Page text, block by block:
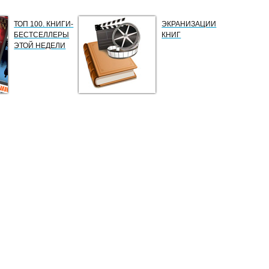
ТОП 100. КНИГИ-
БЕСТСЕЛЛЕРЫ
ЭТОЙ НЕДЕЛИ
ЭКРАНИЗАЦИИ
КНИГ